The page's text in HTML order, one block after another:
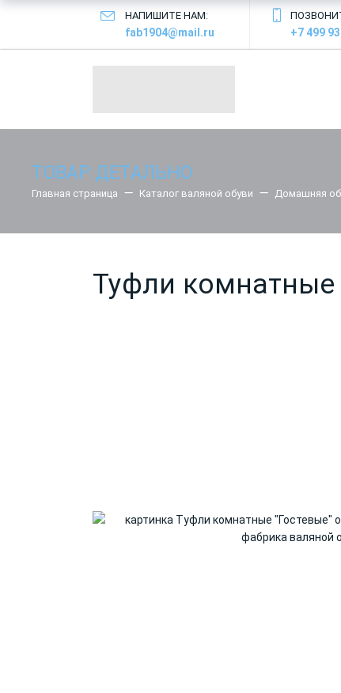
НАПИШИТЕ НАМ:
fab1904@mail.ru +7 499
ТОВАР ДЕТАЛЬНО
Главная страница Каталог валяной обуви Домашняя
Туфли комнатные